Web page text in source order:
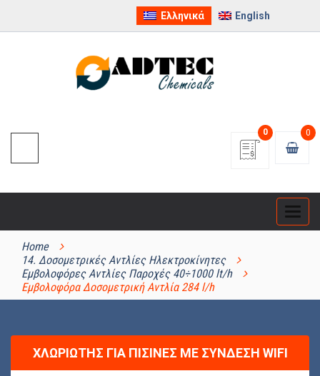
Ελληνικά English
0
0
Home
14. Δοσομετρικές Αντλίες Ηλεκτροκίνητες
Εμβολοφόρες Αντλίες Παροχές 40÷1000 lt/h
Εμβολοφόρα Δοσομετρική Αντλία 284 l/h
ΧΛΩΡΙΩΤΉΣ ΓΙΑ ΠΙΣΊΝΕΣ ΜΕ ΣΎΝΔΕΣΗ WIFI